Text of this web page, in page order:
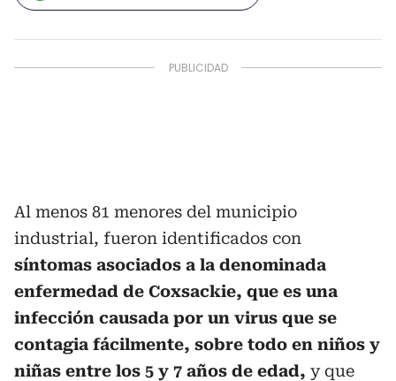
Al menos 81 menores del municipio
industrial, fueron identificados con
síntomas asociados a la denominada
enfermedad de Coxsackie, que es una
infección causada por un virus que se
contagia fácilmente, sobre todo en niños y
niñas entre los 5 y 7 años de edad, y que